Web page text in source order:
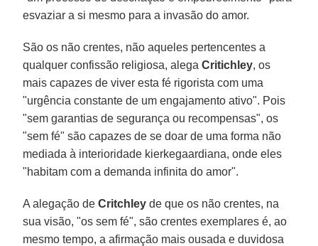
esvaziar a si mesmo para a invasão do amor.
São os não crentes, não aqueles pertencentes a
qualquer confissão religiosa, alegaCritichley, os
mais capazes de viver esta fé rigorista com uma
"urgência constante de um engajamento ativo". Pois
"sem garantias de segurança ou recompensas", os
"sem fé" são capazes de se doar de uma forma não
mediada à interioridade kierkegaardiana, onde eles
"habitam com a demanda infinita do amor".
A alegação deCritchley de que os não crentes, na
sua visão, "os sem fé", são crentes exemplares é, ao
mesmo tempo, a afirmação mais ousada e duvidosa